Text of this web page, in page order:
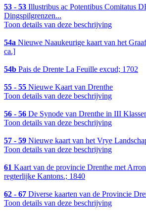
53 - 53 Illustribus ac Potentibus Comitatus
Dingspilgrenzen...
Toon details van deze beschrijving
54a Nieuwe Naaukeurige kaart van het
ca.]
54b Pais de Drente La Feuille excud; 1702
55 - 55 Nieuwe Kaart van Drenthe
Toon details van deze beschrijving
56 - 56 De Synode van Drenthe in III
Toon details van deze beschrijving
57 - 59 Nieuwe kaart van het Vrye
Toon details van deze beschrijving
61 Kaart van de provincie Drenthe met
regterlijke Kantons.; 1840
62 - 67 Diverse kaarten van de Provincie
Toon details van deze beschrijving